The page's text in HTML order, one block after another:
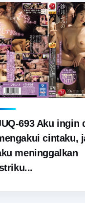
693 Aku ingin
cintaku,
meninggalkan